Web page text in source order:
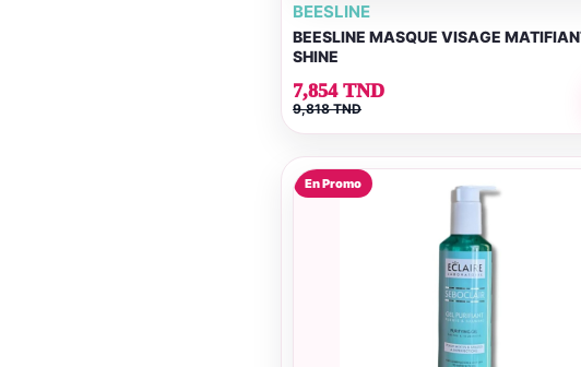
BEESLINE
BEESLINE MASQUE VISAGE
SHINE
7,854 TND
9,818 TND
En Promo